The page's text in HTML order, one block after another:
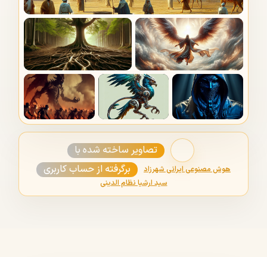
تصاویر ساخته شده با
هوش مصنوعی ایرانی شهرزاد برگرفته از حساب کاربری
سید ارشیا نظام الدینی